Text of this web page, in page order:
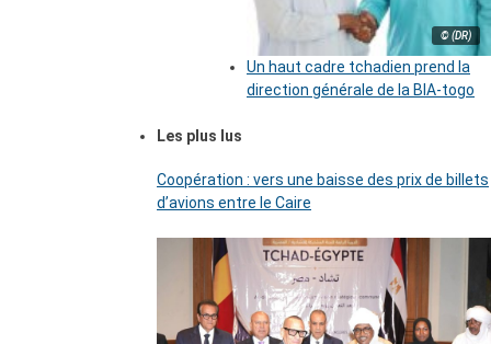
© (DR)
Un haut cadre tchadien prend la
direction générale de la BIA-togo
Les plus lus
Coopération : vers une baisse des prix de billets
d’avions entre le Caire